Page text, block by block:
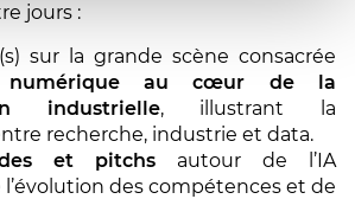
jours :
sur la grande scène consacrée
numérique au cœur de la
industrielle, illustrant la
recherche, industrie et data.
et pitchs autour de l’IA
des compétences et de